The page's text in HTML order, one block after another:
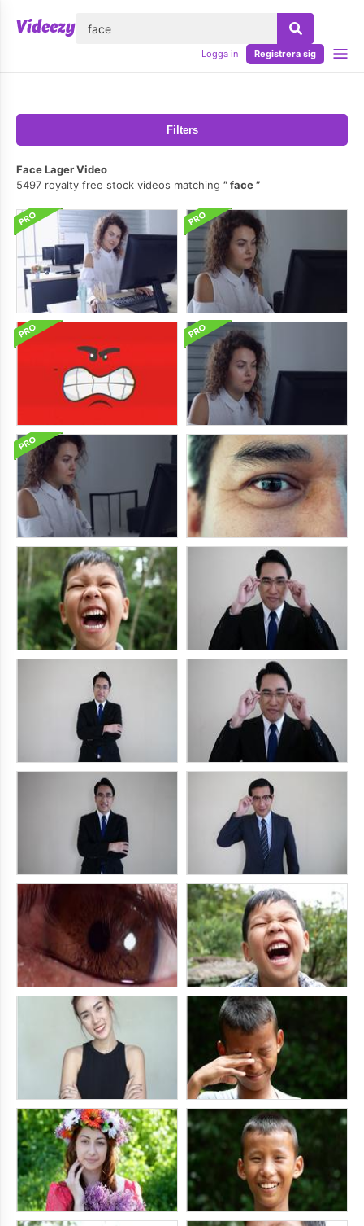
Logga in Registrera sig
Filters
Face Lager Video
5497 royalty free stock videos matching
face